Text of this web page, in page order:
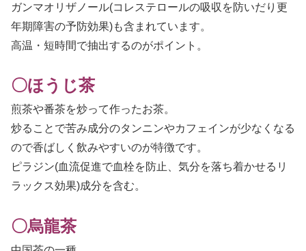
ガンマオリザノール(コレステロールの吸収を防いだり更
年期障害の予防効果)も含まれています。
高温・短時間で抽出するのがポイント。
〇ほうじ茶
煎茶や番茶を炒って作ったお茶。
炒ることで苦み成分のタンニンやカフェインが少なくなる
ので香ばしく飲みやすいのが特徴です。
ピラジン(血流促進で血栓を防止、気分を落ち着かせるリ
ラックス効果)成分を含む。
〇烏龍茶